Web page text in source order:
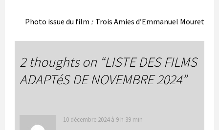
Photo issue du film : Trois Amies d’Emmanuel Mouret
2 thoughts on “LISTE DES FILMS
ADAPTéS DE NOVEMBRE 2024”
10 décembre 2024 à 9 h 39 min